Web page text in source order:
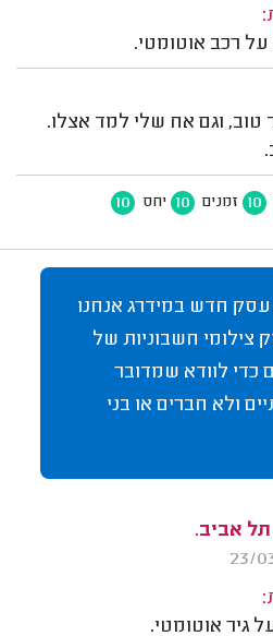
על רכב אוטומטי.
טוב, וגם אח שלי למד אצלו.
10 זמנים 10 יחס 10
עסק חדש במידרג אנחנו
צילומי חשבוניות של
כדי לוודא שמדובר
ולא חברים או בני
אביב.
גיר אוטומטי.